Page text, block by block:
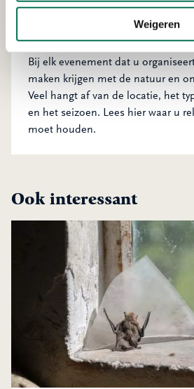
Weigeren
Natuur en evenementen
Bij elk evenement dat u
maken krijgen met de natuur en
Veel hangt af van de locatie, het
en het seizoen. Lees hier waar u
moet houden.
Ook interessant